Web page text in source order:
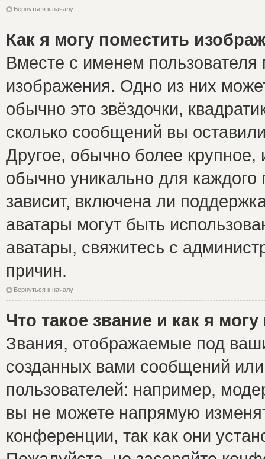
Вернуться к началу
Как я могу поместить
Вместе с именем пользователя
изображения. Одно из них
обычно это звёздочки,
сколько сообщений вы
Другое, обычно более крупное,
обычно уникально для каждого
зависит, включена ли
аватары могут быть
аватары, свяжитесь с
причин.
Вернуться к началу
Что такое звание и как я
Звания, отображаемые под
созданных вами сообщений
пользователей: например,
вы не можете напрямую
конференции, так как они